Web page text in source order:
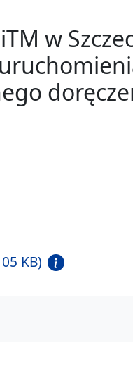
w
KB)